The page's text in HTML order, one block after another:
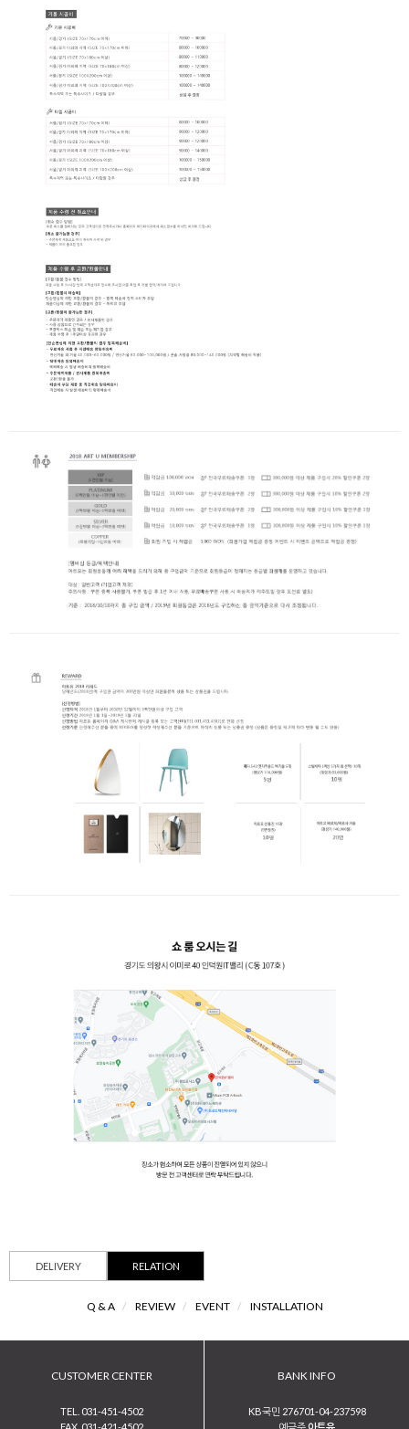
DELIVERY RELATION
Q & A / REVIEW / EVENT / INSTALLATION
CUSTOMER CENTER
TEL. 031-451-4502
FAX. 031-421-4502
BANK INFO
KB국민 276701-04-237598
예금주 아트유